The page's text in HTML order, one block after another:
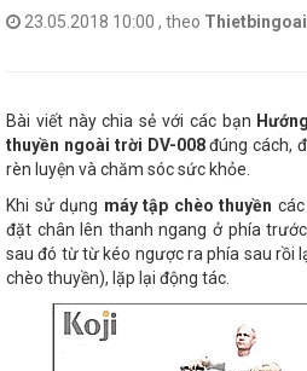
23.05.2018 10:00 , theo
Bài viết này chia sẻ với các bạn
thuyền ngoài trời DV-008đúng cách,
rèn luyện và chăm sóc sức khỏe.
Khi sử dụng máy tập chèo thuyền
đặt chân lên thanh ngang ở phía
sau đó từ từ kéo ngược ra phía sau rồi
chèo thuyền), lặp lại động tác.